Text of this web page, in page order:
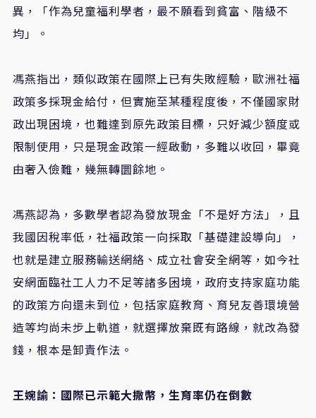
異，「作為兒童福利學者，最不願看到貧富、階級不
均」。
馮燕指出，類似政策在國際上已有失敗經驗，歐洲社福
政策多採現金給付，但實施至某種程度後，不僅國家財
政出現困境，也難達到原先政策目標，只好減少額度或
限制使用，只是現金政策一經啟動，多難以收回，畢竟
由奢入儉難，幾無轉圜餘地。
馮燕認為，多數學者認為發放現金「不是好方法」，且
我國因稅率低，社福政策一向採取「基礎建設導向」，
也就是建立服務輸送網絡、成立社會安全網等，如今社
安網面臨社工人力不足等諸多困境，政府支持家庭功能
的政策方向還未到位，包括家庭教育、育兒友善環境營
造等均尚未步上軌道，就選擇放棄既有路線，就改為發
錢，根本是卸責作法。
王婉諭：國際已示範大撒幣，生育率仍在倒數